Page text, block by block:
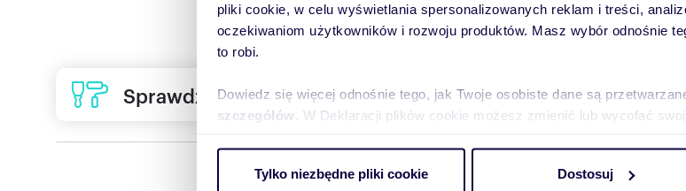
pliki cookie, w celu wyświetlania spersonalizowanych reklam i treści,
oczekiwaniom użytkowników i rozwoju produktów. Masz wybór odnośnie
to robi.
Dowiedz się więcej odnośnie tego, jak Twoje osobiste dane są
szczegółów . W Deklaracji plików cookie możesz zmienić lub wycofać
ruch w naszej witrynie. Informacje o tym, jak korzystasz z naszej witryny,
Tylko niezbędne pliki cookie Dostosuj
Sprawdź ofertę usług remontowych